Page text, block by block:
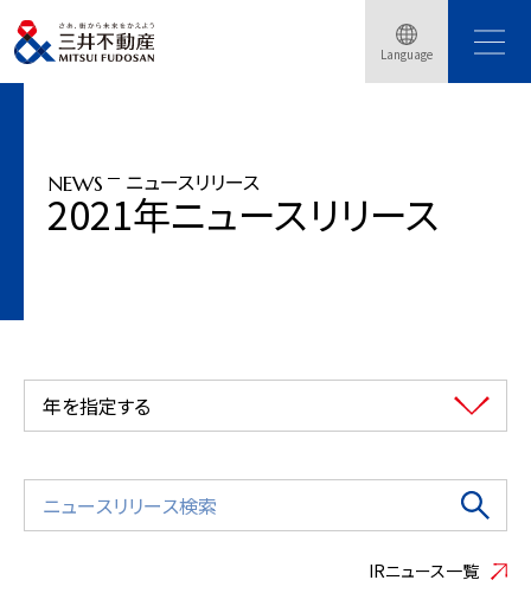
Language
トップページ ニュースリリース
デジタル空間上に構築した「Hisaya Digital Park」とバーチャル店舗を活用した共
同実験をNTT Comと開始
NEWS ニュースリリース
2021年ニュースリリース
年を指定する
IRニュース一覧